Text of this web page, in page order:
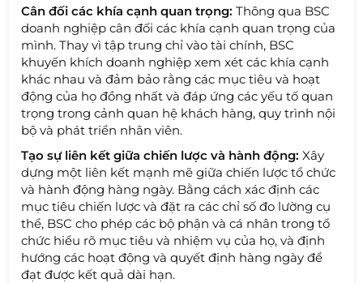
Cân đối các khía cạnh quan trọng: Thông qua BSC
doanh nghiệp cân đối các khía cạnh quan trọng của
mình. Thay vì tập trung chỉ vào tài chính, BSC
khuyến khích doanh nghiệp xem xét các khía cạnh
khác nhau và đảm bảo rằng các mục tiêu và hoạt
động của họ đồng nhất và đáp ứng các yếu tố quan
trọng trong cảnh quan hệ khách hàng, quy trình nội
bộ và phát triển nhân viên.
Tạo sự liên kết giữa chiến lược và hành động: Xây
dựng một liên kết mạnh mẽ giữa chiến lược tổ chức
và hành động hàng ngày. Bằng cách xác định các
mục tiêu chiến lược và đặt ra các chỉ số đo lường cụ
thể, BSC cho phép các bộ phận và cá nhân trong tổ
chức hiểu rõ mục tiêu và nhiệm vụ của họ, và định
hướng các hoạt động và quyết định hàng ngày để
đạt được kết quả dài hạn.